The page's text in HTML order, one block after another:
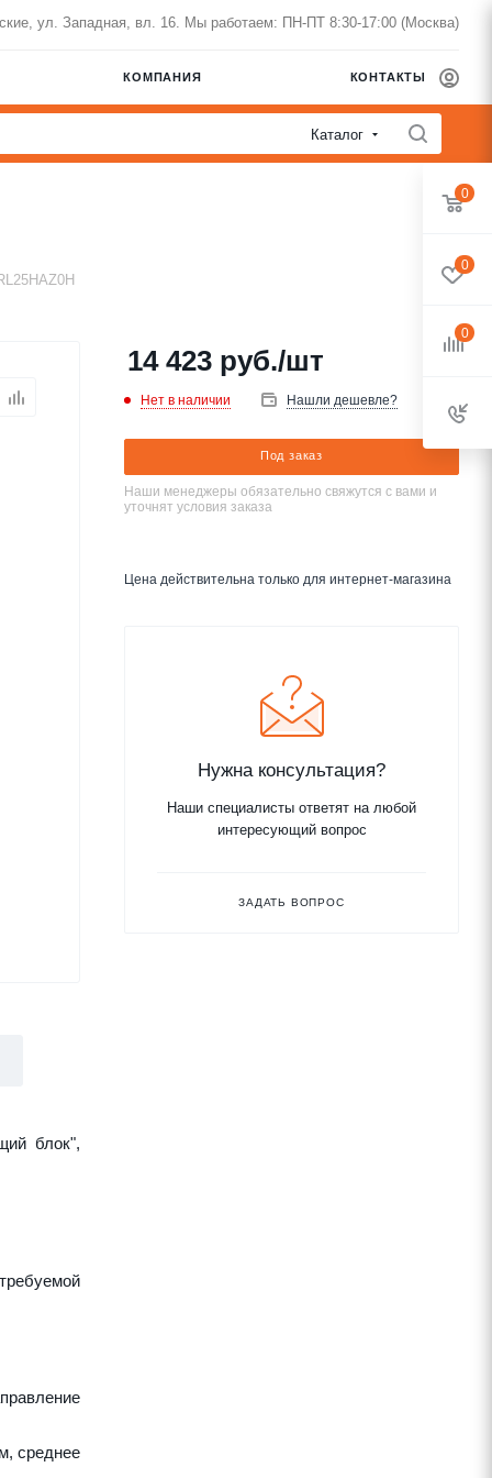
ул. Западная, вл. 16. Мы работаем: ПН-ПТ 8:30-17:00 (Москва)
КОМПАНИЯ КОНТАКТЫ
Каталог
блок",
среднее
14 423 руб./шт
Нет в наличии Нашли дешевле?
Под заказ
Наши менеджеры обязательно свяжутся с вами и
уточнят условия заказа
Цена действительна только для интернет-магазина
Нужна консультация?
Наши специалисты ответят на любой
интересующий вопрос
ЗАДАТЬ ВОПРОС
0
0
0